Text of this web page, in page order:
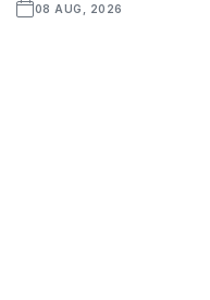
08 AUG, 2026